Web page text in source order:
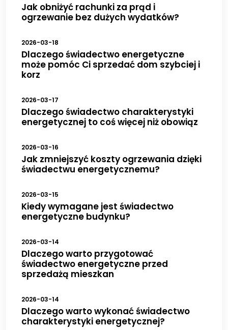
Jak obniżyć rachunki za prąd i
ogrzewanie bez dużych wydatków?
2026-03-18
Dlaczego świadectwo energetyczne
może pomóc Ci sprzedać dom szybciej i
korz
2026-03-17
Dlaczego świadectwo charakterystyki
energetycznej to coś więcej niż obowiąz
2026-03-16
Jak zmniejszyć koszty ogrzewania dzięki
świadectwu energetycznemu?
2026-03-15
Kiedy wymagane jest świadectwo
energetyczne budynku?
2026-03-14
Dlaczego warto przygotować
świadectwo energetyczne przed
sprzedażą mieszkan
2026-03-14
Dlaczego warto wykonać świadectwo
charakterystyki energetycznej?